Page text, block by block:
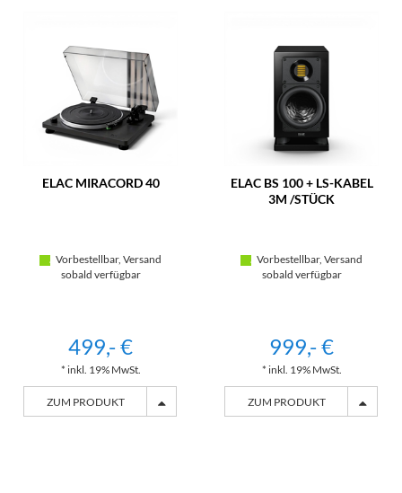
ELAC MIRACORD 40
Vorbestellbar, Versand
sobald verfügbar
499,- €
* inkl. 19% MwSt.
ZUM PRODUKT
ELAC BS 100 + LS-KABEL
3M /STÜCK
Vorbestellbar, Versand
sobald verfügbar
999,- €
* inkl. 19% MwSt.
ZUM PRODUKT